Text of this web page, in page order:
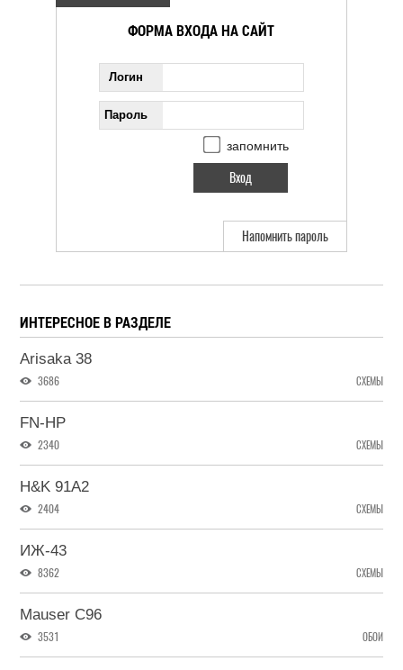
ФОРМА ВХОДА НА САЙТ
Логин
Пароль
запомнить
Напомнить пароль
ИНТЕРЕСНОЕ В РАЗДЕЛЕ
Arisaka 38
3686 СХЕМЫ
FN-HP
2340 СХЕМЫ
H&K 91A2
2404 СХЕМЫ
ИЖ-43
8362 СХЕМЫ
Mauser C96
3531 ОБОИ